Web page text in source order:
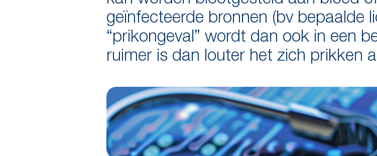
geïnfecteerde bronnen (bv bepaalde
“prikongeval” wordt dan ook in een
ruimer is dan louter het zich prikken